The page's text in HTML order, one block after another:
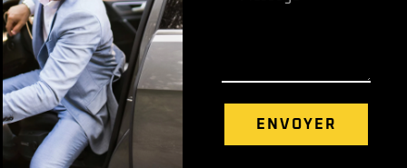
ENVOYER